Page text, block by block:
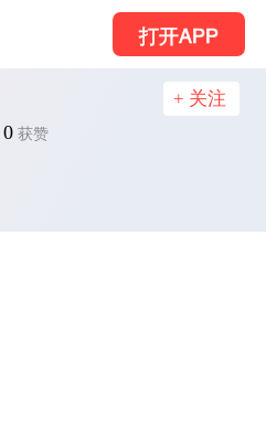
打开APP
0 获赞
+ 关注